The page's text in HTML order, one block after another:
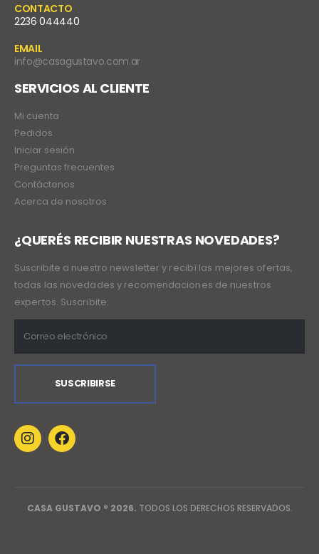
CONTACTO
2236 044440
EMAIL
info@casagustavo.com.ar
SERVICIOS AL CLIENTE
Mi cuenta
Pedidos
Iniciar sesión
Preguntas frecuentes
Contáctenos
Acerca de nosotros
¿QUERÉS RECIBIR NUESTRAS NOVEDADES?
Suscribite a nuestro newsletter y recibí las mejores ofertas,
todas las novedades y recomendaciones de nuestros
expertos. Suscribite:
CASA GUSTAVO ® 2026. TODOS LOS DERECHOS RESERVADOS.